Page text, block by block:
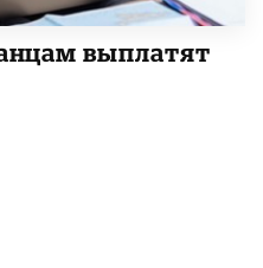
выплатят